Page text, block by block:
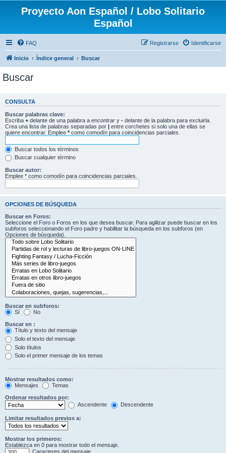
Proyecto Aon Español / Lobo Solitario
Español
FAQ Identificarse
Registrarse
Inicio Índice general Buscar
Buscar
CONSULTA
Buscar palabras clave:
Escriba + delante de una palabra a encontrar y - delante de la palabra para excluirla.
Crea una lista de palabras separadas por | entre corchetes si solo una de ellas se
quiere encontrar. Emplee * como comodín para coincidencias parciales.
Buscar todos los términos
Buscar cualquier término
Buscar autor:
Emplee * como comodín para coincidencias parciales.
OPCIONES DE BÚSQUEDA
Buscar en Foros:
Seleccione el Foro o Foros en los que desea buscar. Para agilizar puede buscar en los
subforos seleccionando el Foro padre y habilitar la búsqueda en los subforos (en
Opciones de búsqueda).
Buscar en subforos:
Sí
No
Buscar en :
Título y texto del mensaje
Solo el texto del mensaje
Solo títulos
Solo el primer mensaje de los temas
Mostrar resultados como:
Mensajes
Temas
Ordenar resultados por:
Ascendente
Descendente
Limitar resultados previos a:
Mostrar los primeros:
Establezca en 0 para mostrar todo el mensaje.
Caracteres del mensaje